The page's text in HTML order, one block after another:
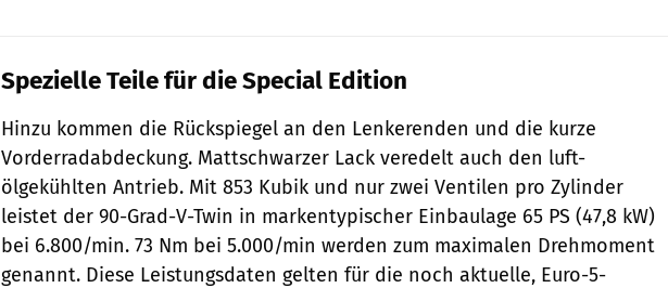
Spezielle Teile für die Special Edition
Hinzu kommen die Rückspiegel an den Lenkerenden und die kurze
Vorderradabdeckung. Mattschwarzer Lack veredelt auch den luft-
ölgekühlten Antrieb. Mit 853 Kubik und nur zwei Ventilen pro Zylinder
leistet der 90-Grad-V-Twin in markentypischer Einbaulage 65 PS (47,8 kW)
bei 6.800/min. 73 Nm bei 5.000/min werden zum maximalen Drehmoment
genannt. Diese Leistungsdaten gelten für die noch aktuelle, Euro-5-